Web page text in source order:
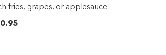
fries, grapes, or applesauce
.95